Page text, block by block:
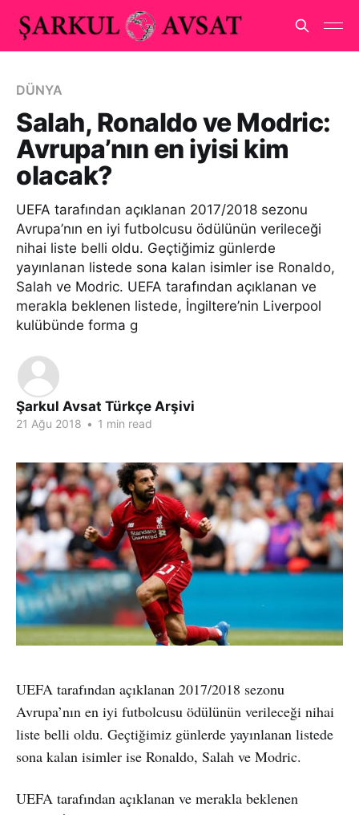
DÜNYA
Salah, Ronaldo ve Modric:
Avrupa’nın en iyisi kim
olacak?
UEFA tarafından açıklanan 2017/2018 sezonu
Avrupa’nın en iyi futbolcusu ödülünün verileceği
nihai liste belli oldu. Geçtiğimiz günlerde
yayınlanan listede sona kalan isimler ise Ronaldo,
Salah ve Modric. UEFA tarafından açıklanan ve
merakla beklenen listede, İngiltere’nin Liverpool
kulübünde forma g
Şarkul Avsat Türkçe Arşivi
21 Ağu 2018 • 1 min read
UEFA tarafından açıklanan 2017/2018 sezonu
Avrupa’nın en iyi futbolcusu ödülünün verileceği nihai
liste belli oldu. Geçtiğimiz günlerde yayınlanan listede
sona kalan isimler ise Ronaldo, Salah ve Modric.
UEFA tarafından açıklanan ve merakla beklenen